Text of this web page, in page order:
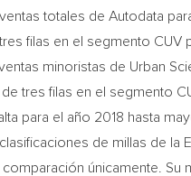
totales de Autodata
filas en el segmento CUV
minoristas de Urban
tres filas en el segmento
para el año 2018 hasta
de millas de la
únicamente. Su